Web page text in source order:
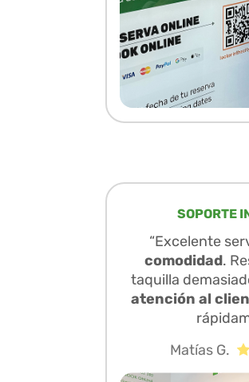
SOPORTE
“Excelente
comodidad.
taquilla
atención al
Matías G.